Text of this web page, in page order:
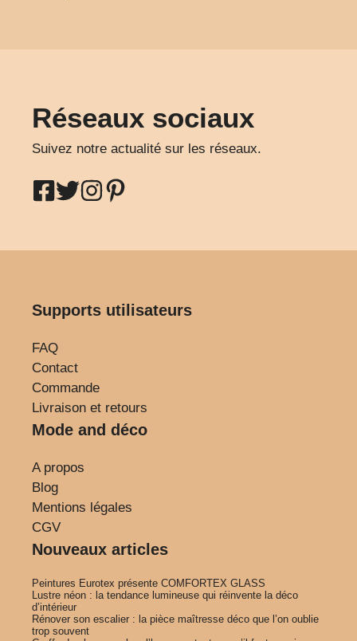
Réseaux sociaux
Suivez notre actualité sur les réseaux.
Supports utilisateurs
FAQ
Contact
Commande
Livraison et retours
Mode and déco
A propos
Blog
Mentions légales
CGV
Nouveaux articles
Peintures Eurotex présente COMFORTEX GLASS
Lustre néon : la tendance lumineuse qui réinvente la déco
d’intérieur
Rénover son escalier : la pièce maîtresse déco que l’on oublie
trop souvent